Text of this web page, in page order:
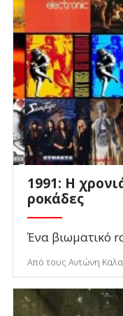
1991: Η
ροκάδες
Ένα βιωματικό
Από τους Αντώνη